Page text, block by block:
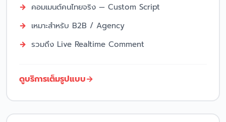
คอมเมนต์คนไทยจริง — Custom Script
เหมาะสำหรับ B2B / Agency
รวมถึง Live Realtime Comment
ดูบริการเต็มรูปแบบ